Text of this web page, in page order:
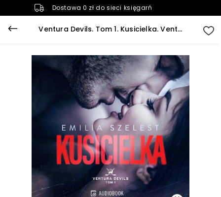
Dostawa 0 zł do sieci księgarń
Ventura Devils. Tom 1. Kusicielka. Ventura Devils. Tom 1 (plik audio)